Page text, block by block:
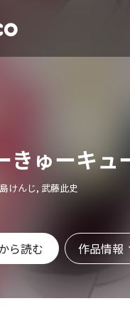
きゅーキュ
けんじ, 武藤此史
ら読む 作品情報